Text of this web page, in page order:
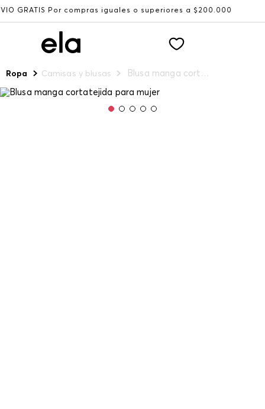
Por compras iguales o superiores a $200.000 Recibe:
Ropa Camisas y blusas Blusa manga cortatejida para mujer